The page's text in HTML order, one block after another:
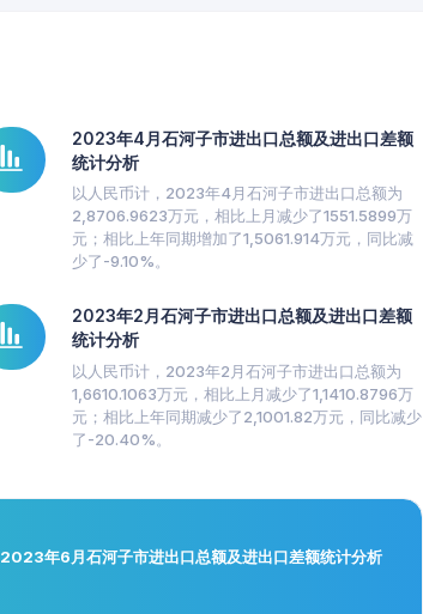
2023年4月石河子市进出口总额及进出口差额
统计分析
以人民币计，2023年4月石河子市进出口总额为
2,8706.9623万元，相比上月减少了1551.5899万
元；相比上年同期增加了1,5061.914万元，同比减
少了-9.10%。
2023年2月石河子市进出口总额及进出口差额
统计分析
以人民币计，2023年2月石河子市进出口总额为
1,6610.1063万元，相比上月减少了1,1410.8796万
元；相比上年同期减少了2,1001.82万元，同比减少
了-20.40%。
2023年6月石河子市进出口总额及进出口差额统计分析